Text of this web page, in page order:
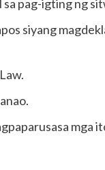
pag-igting ng
siyang
mga